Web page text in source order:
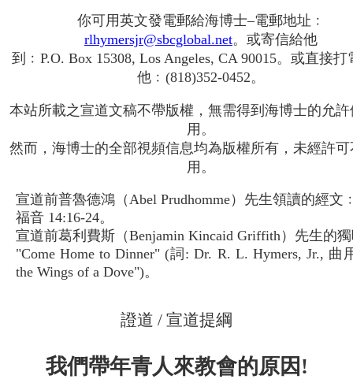
你可用英文發電郵給海博士–電郵地址﹕
rlhymersjr@sbcglobal.net。或寄信給他
到﹕P.O. Box 15308, Los Angeles, CA 90015。或直接
他﹕(818)352-0452。
本站所載之宣道文稿不帶版權，無需得到海博士的允
用。
然而，海博士的全部視頻信息均為版權所有，未經許
用。
宣道前普魯德鴻（Abel Prudhomme）先生領讀的經文
福音 14:16-24。
宣道前葛利費斯（Benjamin Kincaid Griffith）先生的
"Come Home to Dinner" (詞: Dr. R. L. Hymers, Jr., 曲
the Wings of a Dove")。
證道 / 宣道提綱
我們帶年青人來教會的原因!